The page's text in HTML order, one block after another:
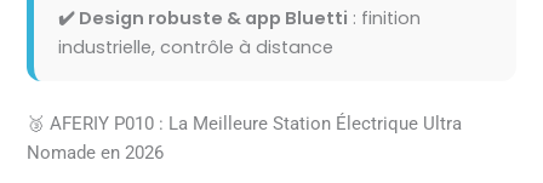
✔️ Design robuste & app Bluetti : finition
industrielle, contrôle à distance
🥉 AFERIY P010 : La Meilleure Station Électrique Ultra
Nomade en 2026